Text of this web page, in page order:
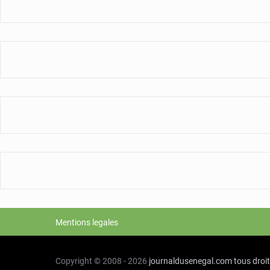
Mentions legales
Copyright © 2008 - 2026 journaldusenegal.comtous